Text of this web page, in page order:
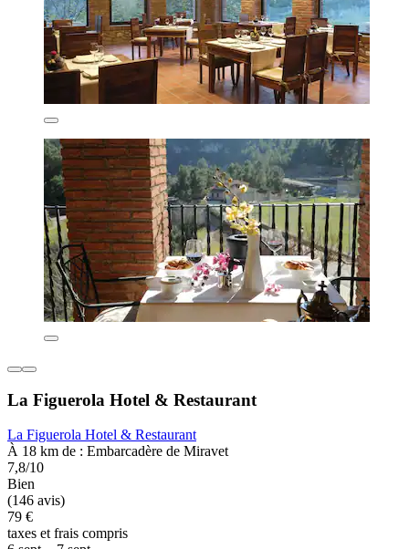
La Figuerola Hotel & Restaurant
La Figuerola Hotel & Restaurant
À 18 km de : Embarcadère de Miravet
7,8/10
Bien
(146 avis)
79 €
taxes et frais compris